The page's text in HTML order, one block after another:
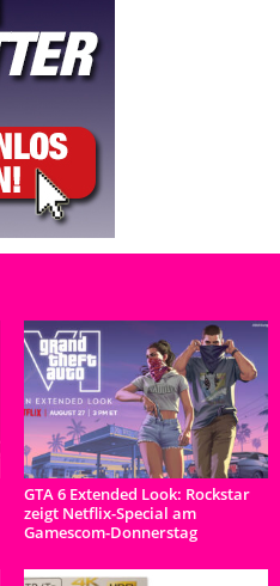
GTA 6 Extended Look: Rockstar
zeigt Netflix-Special am
Gamescom-Donnerstag